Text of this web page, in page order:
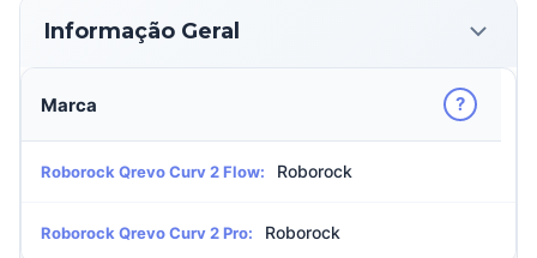
Informação Geral
Marca ?
Roborock Qrevo Curv 2 Flow: Roborock
Roborock Qrevo Curv 2 Pro: Roborock